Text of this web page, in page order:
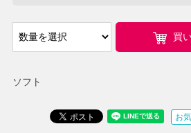
ソフト
買
お